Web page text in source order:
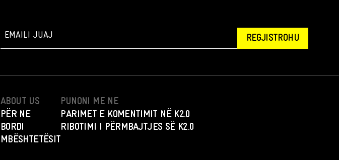
REGJISTROHU
ABOUT US
PËR NE
BORDI
MBËSHTETËSIT
PUNONI ME NE
PARIMET E KOMENTIMIT NË K2.0
RIBOTIMI I PËRMBAJTJES SË K2.0